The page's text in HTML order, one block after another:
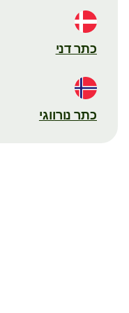
כתר דני
כתר נורווגי